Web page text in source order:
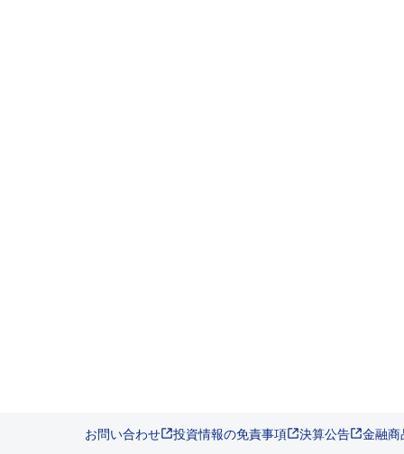
お問い合わせ 投資情報の免責事項 決算公告 金融